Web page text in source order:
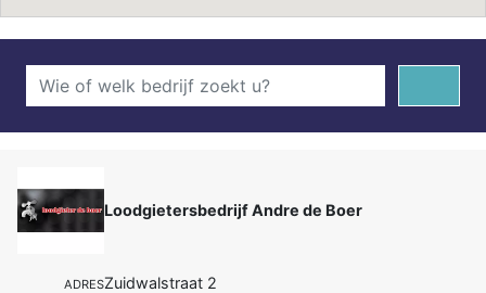
Loodgietersbedrijf Andre de Boer
ADRESZuidwalstraat 2